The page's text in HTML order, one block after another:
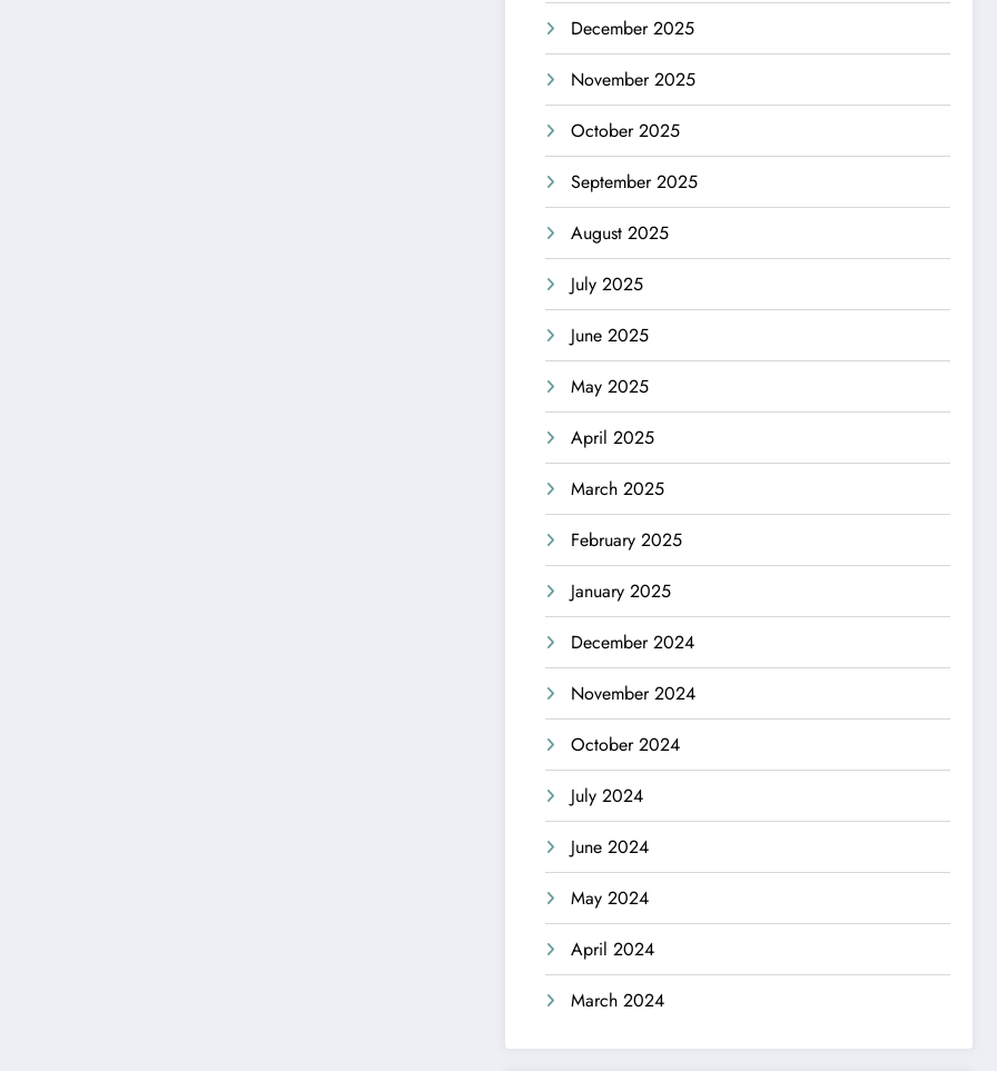
December 2025
November 2025
October 2025
September 2025
August 2025
July 2025
June 2025
May 2025
April 2025
March 2025
February 2025
January 2025
December 2024
November 2024
October 2024
July 2024
June 2024
May 2024
April 2024
March 2024